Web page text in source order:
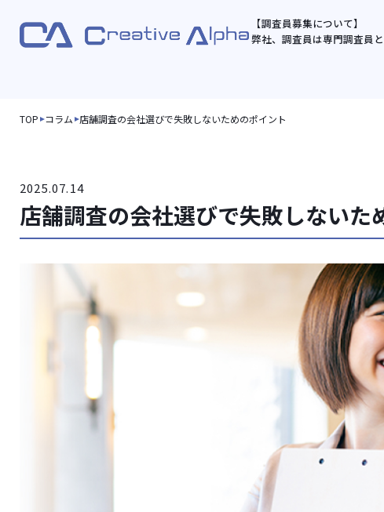
【調査員募集について】
弊社、調査員は専門調査員
TOP コラム 店舗調査の会社選びで失敗しないためのポイント
2025.07.14
店舗調査の会社選びで失敗しないた